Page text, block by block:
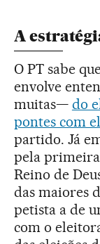
A
O PT sabe
envolve
muitas— do
pontes com
partido. Já
pela
Reino de
das maiores
petista a de
com o